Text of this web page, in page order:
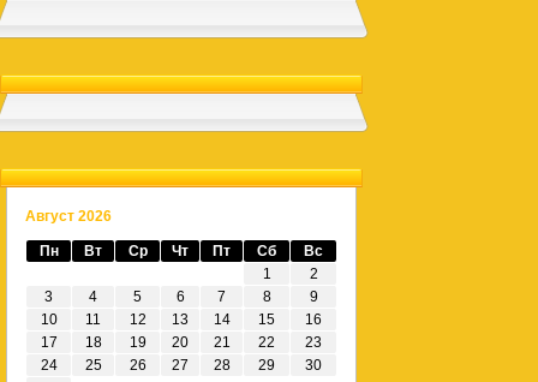
Август 2026
Пн Вт Ср Чт Пт Сб
Вс
1
2
3
4 5 6 7 8
9
10
11 12 13 14 15
16
17
18 19 20 21 22
23
24
25 26 27 28 29
30